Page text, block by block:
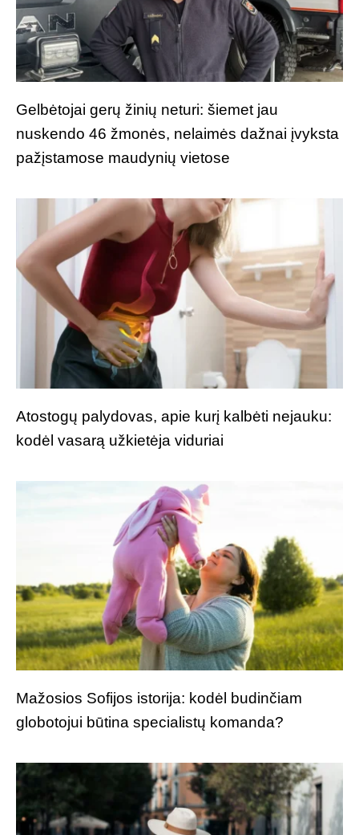
Gelbėtojai gerų žinių neturi: šiemet jau
nuskendo 46 žmonės, nelaimės dažnai įvyksta
pažįstamose maudynių vietose
Atostogų palydovas, apie kurį kalbėti nejauku:
kodėl vasarą užkietėja viduriai
Mažosios Sofijos istorija: kodėl budinčiam
globotojui būtina specialistų komanda?